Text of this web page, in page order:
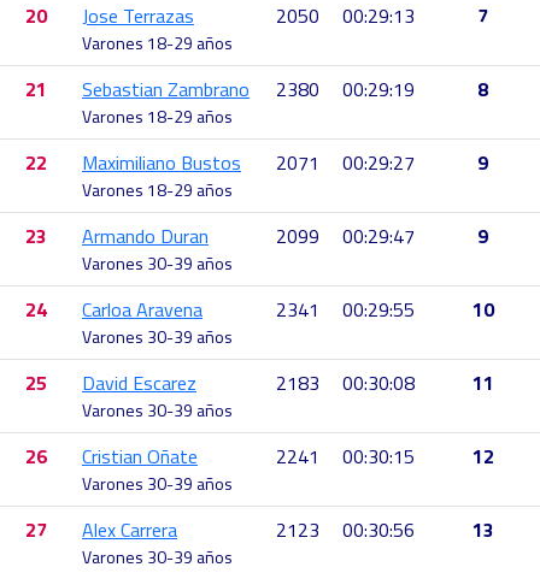
20 Jose Terrazas
Varones 18-29 años
2050 00:29:13 7
21 Sebastian Zambrano
Varones 18-29 años
2380 00:29:19 8
22 Maximiliano Bustos
Varones 18-29 años
2071 00:29:27 9
23 Armando Duran
Varones 30-39 años
2099 00:29:47 9
24 Carloa Aravena
Varones 30-39 años
2341 00:29:55 10
25 David Escarez
Varones 30-39 años
2183 00:30:08 11
26 Cristian Oñate
Varones 30-39 años
2241 00:30:15 12
27 Alex Carrera
Varones 30-39 años
2123 00:30:56 13